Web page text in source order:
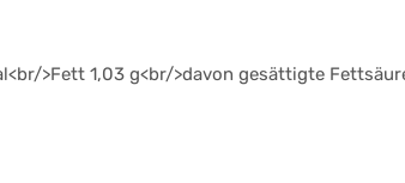
>Fett 1,03 g<br/>davon gesättigte